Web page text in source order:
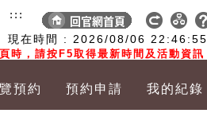
現在時間 : 2026/08/06 22:46:56
時，請按F5取得最新時間及活動資訊
:::
預約 預約申請 我的紀錄